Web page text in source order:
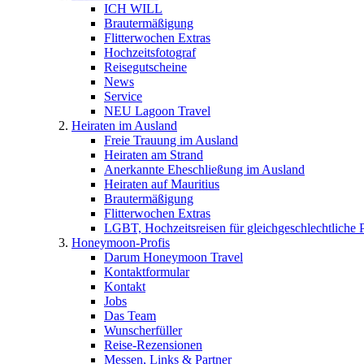
ICH WILL
Brautermäßigung
Flitterwochen Extras
Hochzeitsfotograf
Reisegutscheine
News
Service
NEU Lagoon Travel
Heiraten im Ausland
Freie Trauung im Ausland
Heiraten am Strand
Anerkannte Eheschließung im Ausland
Heiraten auf Mauritius
Brautermäßigung
Flitterwochen Extras
LGBT, Hochzeitsreisen für gleichgeschlechtliche
Honeymoon-Profis
Darum Honeymoon Travel
Kontaktformular
Kontakt
Jobs
Das Team
Wunscherfüller
Reise-Rezensionen
Messen, Links & Partner